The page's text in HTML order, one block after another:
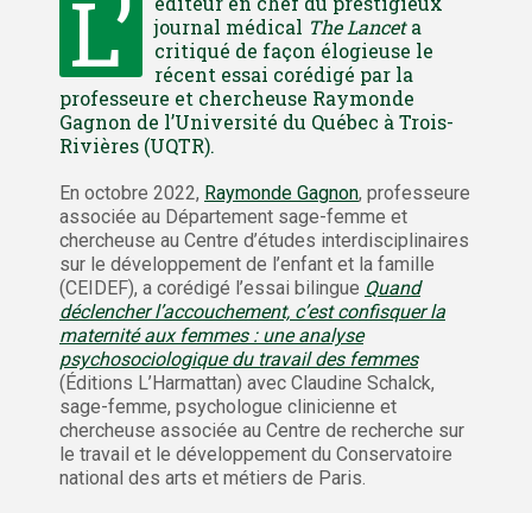
L’
journal médical The Lanceta
critiqué de façon élogieuse le
récent essai corédigé par la
professeure et chercheuse Raymonde
Gagnon de l’Université du Québec à Trois-
Rivières (UQTR).
En octobre 2022, Raymonde Gagnon, professeure
associée au Département sage-femme et
chercheuse au Centre d’études interdisciplinaires
sur le développement de l’enfant et la famille
(CEIDEF), a corédigé l’essai bilingue Quand
déclencher l’accouchement, c’est confisquer la
maternité aux femmes : une analyse
psychosociologique du travail des femmes
(Éditions L’Harmattan) avec Claudine Schalck,
sage-femme, psychologue clinicienne et
chercheuse associée au Centre de recherche sur
le travail et le développement du Conservatoire
national des arts et métiers de Paris.